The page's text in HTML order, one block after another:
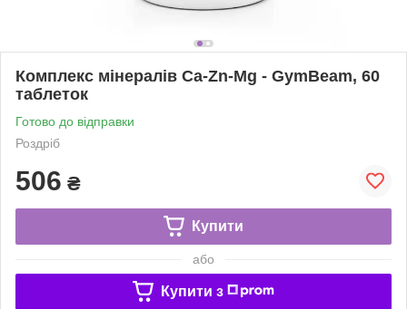
Комплекс мінералів Ca-Zn-Mg - GymBeam, 60
таблеток
Готово до відправки
Роздріб
506 ₴
Купити
або
Купити з